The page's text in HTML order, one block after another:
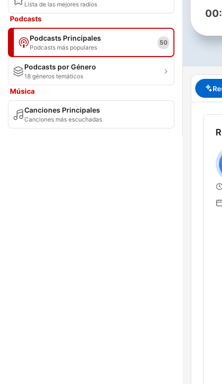
Lista de las mejores radios
Podcasts
Podcasts Principales
Podcasts más populares
50
Podcasts por Género
18 géneros temáticos
Música
Canciones Principales
Canciones más escuchadas